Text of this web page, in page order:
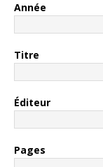
Année
Titre
Éditeur
Pages